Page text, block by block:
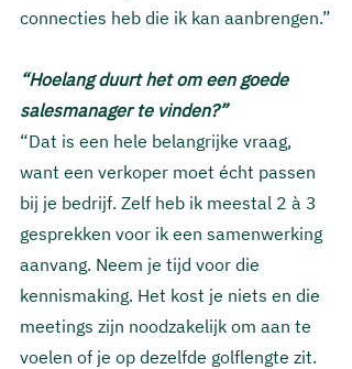
connecties heb die ik kan aanbrengen.”
“Hoelang duurt het om een goede
salesmanager te vinden?”
“Dat is een hele belangrijke vraag,
want een verkoper moet écht passen
bij je bedrijf. Zelf heb ik meestal 2 à 3
gesprekken voor ik een samenwerking
aanvang. Neem je tijd voor die
kennismaking. Het kost je niets en die
meetings zijn noodzakelijk om aan te
voelen of je op dezelfde golflengte zit.